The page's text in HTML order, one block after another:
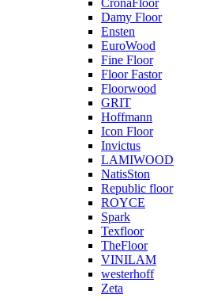
CronaFloor
Damy Floor
Ensten
EuroWood
Fine Floor
Floor Fastor
Floorwood
GRIT
Hoffmann
Icon Floor
Invictus
LAMIWOOD
NatisSton
Republic floor
ROYCE
Spark
Texfloor
TheFloor
VINILAM
westerhoff
Zeta